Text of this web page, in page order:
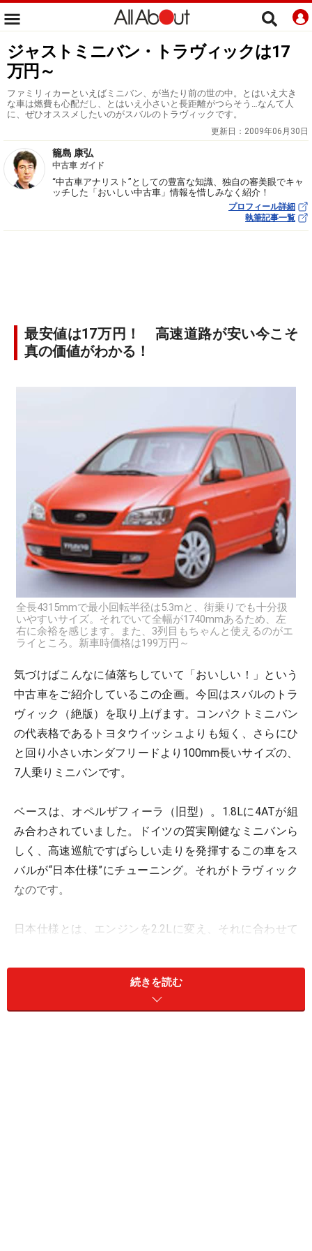
ジャストミニバン・トラヴィックは17
万円～
ファミリィカーといえばミニバン、が当たり前の世の中。とはいえ大き
な車は燃費も心配だし、とはいえ小さいと長距離がつらそう…なんて人
に、ぜひオススメしたいのがスバルのトラヴィックです。
更新日： 2009年06月30日
籠島 康弘
中古車 ガイド
“中古車アナリスト”としての豊富な知識、独自の審美眼でキャ
ッチした「おいしい中古車」情報を惜しみなく紹介！
プロフィール詳細
執筆記事一覧
最安値は17万円！ 高速道路が安い今こそ
真の価値がわかる！
全長4315mmで最小回転半径は5.3mと、街乗りでも十分扱
いやすいサイズ。それでいて全幅が1740mmあるため、左
右に余裕を感じます。また、3列目もちゃんと使えるのがエ
ライところ。新車時価格は199万円～
気づけばこんなに値落ちしていて「おいしい！」という
中古車をご紹介しているこの企画。今回はスバルのトラ
ヴィック（絶版）を取り上げます。コンパクトミニバン
の代表格であるトヨタウイッシュよりも短く、さらにひ
と回り小さいホンダフリードより100mm長いサイズの、
7人乗りミニバンです。
ベースは、オペルザフィーラ（旧型）。1.8Lに4ATが組
み合わされていました。ドイツの質実剛健なミニバンら
しく、高速巡航ですばらしい走りを発揮するこの車をス
バルが“日本仕様”にチューニング。それがトラヴィック
なのです。
日本仕様とは、エンジンを2.2Lに変え、それに合わせて
の。これにより、日常でよく使われる低速域でのレスポ
ンスが高まり、とはいえ高速巡航の良さはそのままに、
というこのクラスとしては非常に守備範囲の広い“名
続きを読む